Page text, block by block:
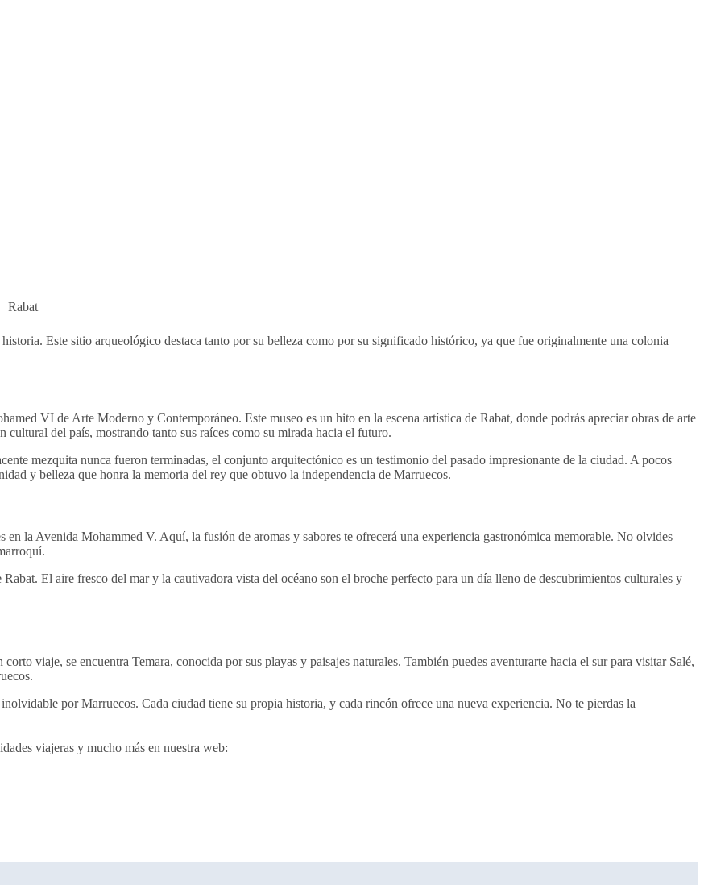
Rabat
Este sitio arqueológico destaca tanto por su belleza como por su significado histórico, ya que fue originalmente una colonia
VI de Arte Moderno y Contemporáneo. Este museo es un hito en la escena artística de Rabat, donde podrás apreciar obras de arte
del país, mostrando tanto sus raíces como su mirada hacia el futuro.
mezquita nunca fueron terminadas, el conjunto arquitectónico es un testimonio del pasado impresionante de la ciudad. A pocos
y belleza que honra la memoria del rey que obtuvo la independencia de Marruecos.
en la Avenida Mohammed V. Aquí, la fusión de aromas y sabores te ofrecerá una experiencia gastronómica memorable. No olvides
El aire fresco del mar y la cautivadora vista del océano son el broche perfecto para un día lleno de descubrimientos culturales y
viaje, se encuentra Temara, conocida por sus playas y paisajes naturales. También puedes aventurarte hacia el sur para visitar Salé,
por Marruecos. Cada ciudad tiene su propia historia, y cada rincón ofrece una nueva experiencia. No te pierdas la
viajeras y mucho más en nuestra web: